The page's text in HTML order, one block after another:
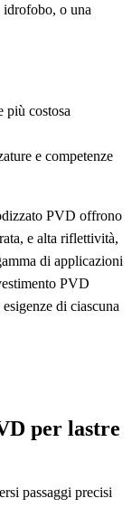
o una
più costosa
e competenze
PVD offrono
e alta riflettività,
di applicazioni
PVD
di ciascuna
per lastre
passaggi precisi